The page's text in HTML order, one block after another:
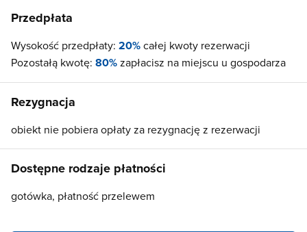
Przedpłata
Wysokość przedpłaty: 20%całej kwoty rezerwacji
Pozostałą kwotę: 80%zapłacisz na miejscu u gospodarza
Rezygnacja
obiekt nie pobiera opłaty za rezygnację z rezerwacji
Dostępne rodzaje płatności
gotówka, płatność przelewem